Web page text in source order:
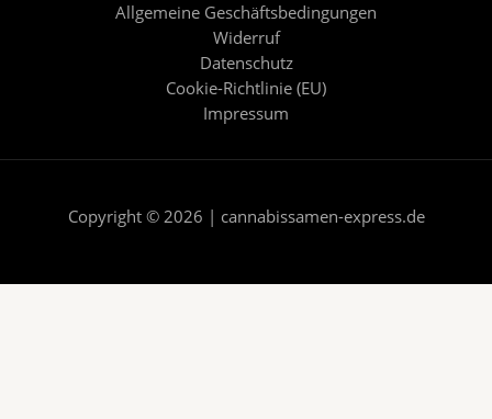
Allgemeine Geschäftsbedingungen
Widerruf
Datenschutz
Cookie-Richtlinie (EU)
Impressum
Copyright © 2026 | cannabissamen-express.de